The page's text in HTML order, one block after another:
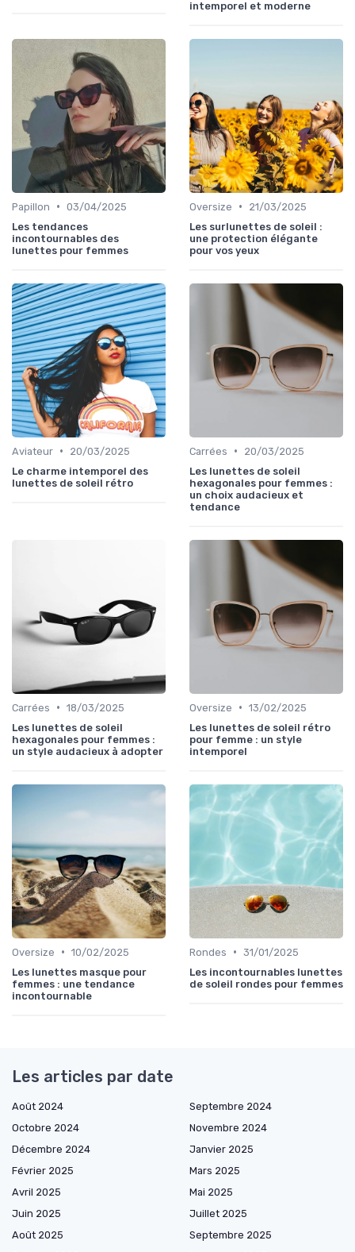
intemporel et moderne
Papillon • 03/04/2025
Les tendances
incontournables des
lunettes pour femmes
Oversize •
21/03/2025
Les surlunettes de soleil :
une protection élégante
pour vos yeux
Aviateur •
20/03/2025
Le charme intemporel des
lunettes de soleil rétro
Carrées •
20/03/2025
Les lunettes de soleil
hexagonales pour femmes :
un choix audacieux et
tendance
Carrées • 18/03/2025
Les lunettes de soleil
hexagonales pour femmes :
un style audacieux à adopter
Oversize • 13/02/2025
Les lunettes de soleil rétro
pour femme : un style
intemporel
Oversize • 10/02/2025
Les lunettes masque pour
femmes : une tendance
incontournable
Rondes • 31/01/2025
Les incontournables lunettes
de soleil rondes pour femmes
Les articles par date
Août 2024
Septembre 2024
Octobre 2024
Novembre 2024
Décembre 2024
Janvier 2025
Février 2025
Mars 2025
Avril 2025
Mai 2025
Juin 2025
Juillet 2025
Août 2025
Septembre 2025